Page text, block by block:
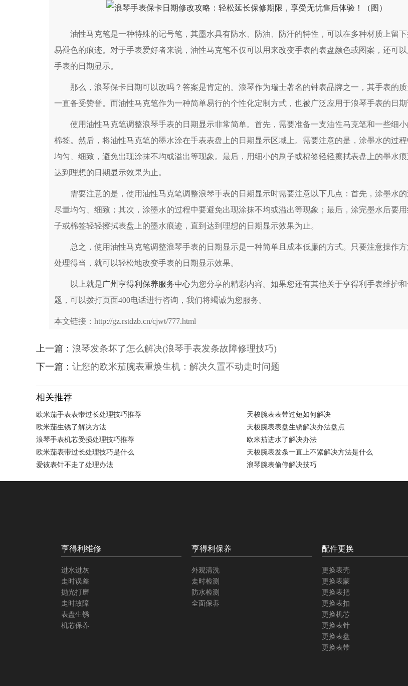
油性马克笔是一种特殊的记号笔，其墨水具有防水、防油、防汗的特性，可以在多种材质上留下
易褪色的痕迹。对于手表爱好者来说，油性马克笔不仅可以用来改变手表的表盘颜色或图案，还可
手表的日期显示。
那么，浪琴保卡日期可以改吗？答案是肯定的。浪琴作为瑞士著名的钟表品牌之一，其手表的
一直备受赞誉。而油性马克笔作为一种简单易行的个性化定制方式，也被广泛应用于浪琴手表的日期
使用油性马克笔调整浪琴手表的日期显示非常简单。首先，需要准备一支油性马克笔和一些细
棉签。然后，将油性马克笔的墨水涂在手表表盘上的日期显示区域上。需要注意的是，涂墨水的过
均匀、细致，避免出现涂抹不均或溢出等现象。最后，用细小的刷子或棉签轻轻擦拭表盘上的墨水痕
达到理想的日期显示效果为止。
需要注意的是，使用油性马克笔调整浪琴手表的日期显示时需要注意以下几点：首先，涂墨水
尽量均匀、细致；其次，涂墨水的过程中要避免出现涂抹不均或溢出等现象；最后，涂完墨水后要用
子或棉签轻轻擦拭表盘上的墨水痕迹，直到达到理想的日期显示效果为止。
总之，使用油性马克笔调整浪琴手表的日期显示是一种简单且成本低廉的方式。只要注意操作
处理得当，就可以轻松地改变手表的日期显示效果。
以上就是广州亨得利保养服务中心为您分享的精彩内容。如果您还有其他关于亨得利手表维护和
题，可以拨打页面400电话进行咨询，我们将竭诚为您服务。
本文链接：http://gz.rstdzb.cn/cjwt/777.html
上一篇： 浪琴发条坏了怎么解决(浪琴手表发条故障修理技巧)
下一篇： 让您的欧米茄腕表重焕生机：解决久置不动走时问题
相关推荐
欧米茄手表表带过长处理技巧推荐
天梭腕表表带过短如何解决
欧米茄生锈了解决方法
天梭腕表表盘生锈解决办法盘点
浪琴手表机芯受损处理技巧推荐
欧米茄进水了解决办法
欧米茄表带过长处理技巧是什么
天梭腕表发条一直上不紧解决方法是什么
爱彼表针不走了处理办法
浪琴腕表偷停解决技巧
亨得利维修
进水进灰
走时误差
抛光打磨
走时故障
表盘生锈
机芯保养
亨得利保养
外观清洗
走时检测
防水检测
全面保养
配件更换
更换表壳
更换表蒙
更换表把
更换表扣
更换机芯
更换表针
更换表盘
更换表带